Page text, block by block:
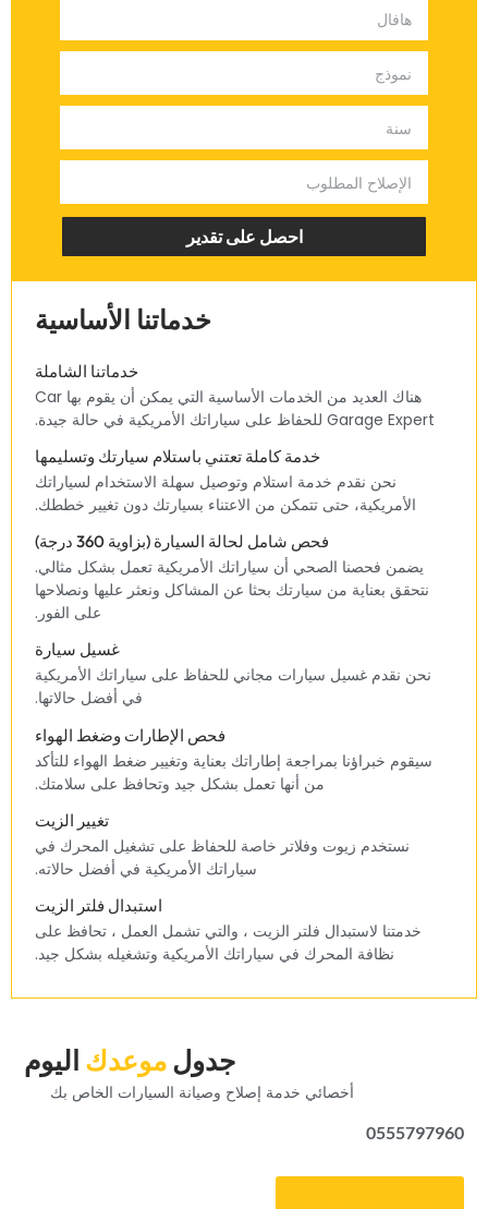
‏احصل على تقدير‏
‏خدماتنا الأساسية‏
‏خدماتنا الشاملة‏
‏هناك العديد من الخدمات الأساسية التي يمكن أن يقوم بها Car
Garage Expert للحفاظ على سياراتك الأمريكية في حالة جيدة.‏
‏خدمة كاملة تعتني باستلام سيارتك وتسليمها‏
‏نحن نقدم خدمة استلام وتوصيل سهلة الاستخدام لسياراتك
الأمريكية، حتى تتمكن من الاعتناء بسيارتك دون تغيير خططك.‏
فحص شامل لحالة السيارة (بزاوية 360 درجة)
‏يضمن فحصنا الصحي أن سياراتك الأمريكية تعمل بشكل مثالي.
نتحقق بعناية من سيارتك بحثا عن المشاكل ونعثر عليها ونصلاحها
على الفور.‏
غسيل سيارة
‏نحن نقدم غسيل سيارات مجاني للحفاظ على سياراتك الأمريكية
في أفضل حالاتها.‏
‏فحص الإطارات وضغط الهواء‏
‏سيقوم خبراؤنا بمراجعة إطاراتك بعناية وتغيير ضغط الهواء للتأكد
من أنها تعمل بشكل جيد وتحافظ على سلامتك.‏
‏تغيير الزيت‏
‏نستخدم زيوت وفلاتر خاصة للحفاظ على تشغيل المحرك في
سياراتك الأمريكية في أفضل حالاته.‏
‏استبدال فلتر الزيت‏
‏خدمتنا لاستبدال فلتر الزيت ، والتي تشمل العمل ، تحافظ على
نظافة المحرك في سياراتك الأمريكية وتشغيله بشكل جيد.‏
‏جدول‏‏موعدك‏ ‏اليوم‏
‏أخصائي خدمة إصلاح وصيانة السيارات الخاص بك‏
0555797960